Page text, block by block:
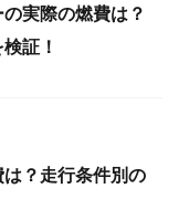
実際の燃費は？
証！
？走行条件別の